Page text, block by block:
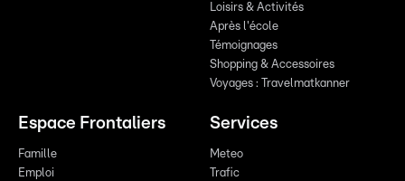
Loisirs & Activités
Après l'école
Témoignages
Shopping & Accessoires
Voyages : Travelmatkanner
Espace Frontaliers
Famille
Emploi
Services
Meteo
Trafic